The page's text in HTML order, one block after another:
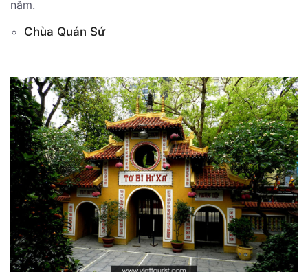
năm.
Chùa Quán Sứ